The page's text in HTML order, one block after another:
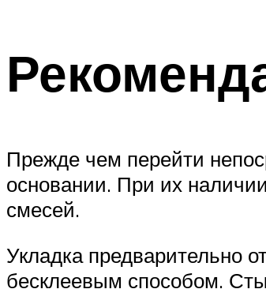
Прежде чем перейти
основании. При их
смесей.
Укладка предварительно
бесклеевым способом.